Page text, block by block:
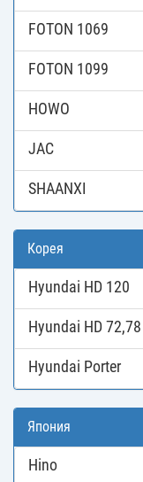
FOTON 1069
FOTON 1099
HOWO
JAC
SHAANXI
Корея
Hyundai HD 120
Hyundai HD 72,78
Hyundai Porter
Япония
Hino